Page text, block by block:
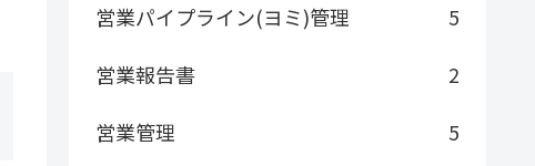
営業パイプライン(ヨミ)管理
5
営業報告書
2
営業管理
5